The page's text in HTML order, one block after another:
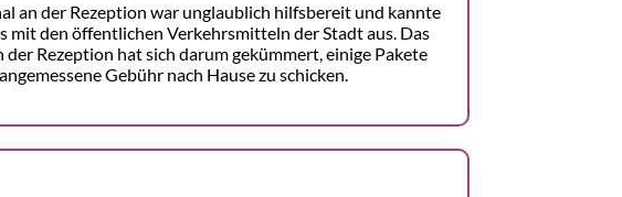
an der Rezeption war unglaublich hilfsbereit und kannte
mit den öffentlichen Verkehrsmitteln der Stadt aus. Das
der Rezeption hat sich darum gekümmert, einige Pakete
Gebühr nach Hause zu schicken.